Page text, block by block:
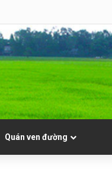
mục
Quán ven đường